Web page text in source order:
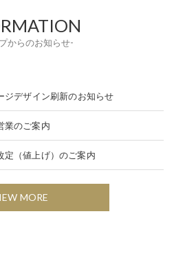
からのお知らせ-
ジデザイン刷新のお知らせ
業のご案内
定（値上げ）のご案内
MORE